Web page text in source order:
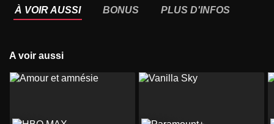
À VOIR AUSSI BONUS PLUS D'INFOS
A voir aussi